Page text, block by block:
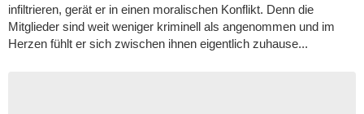
infiltrieren, gerät er in einen moralischen Konflikt. Denn die
Mitglieder sind weit weniger kriminell als angenommen und im
Herzen fühlt er sich zwischen ihnen eigentlich zuhause...